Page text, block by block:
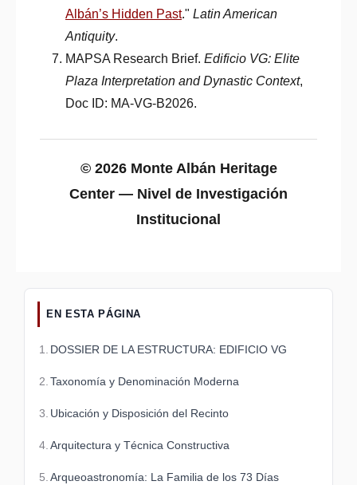
Albán’s Hidden Past." Latin American
Antiquity.
MAPSA Research Brief. Edificio VG: Elite
Plaza Interpretation and Dynastic Context,
Doc ID: MA-VG-B2026.
© 2026 Monte Albán Heritage
Center — Nivel de Investigación
Institucional
EN ESTA PÁGINA
DOSSIER DE LA ESTRUCTURA: EDIFICIO VG
Taxonomía y Denominación Moderna
Ubicación y Disposición del Recinto
Arquitectura y Técnica Constructiva
Arqueoastronomía: La Familia de los 73 Días